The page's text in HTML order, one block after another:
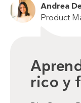
Andrea
Product
rico y